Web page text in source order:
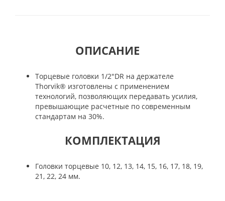
ОПИСАНИЕ
Торцевые головки 1/2"DR на держателе
Thorvik® изготовлены с применением
технологий, позволяющих передавать усилия,
превышающие расчетные по современным
стандартам на 30%.
КОМПЛЕКТАЦИЯ
Головки торцевые 10, 12, 13, 14, 15, 16, 17, 18, 19,
21, 22, 24 мм.